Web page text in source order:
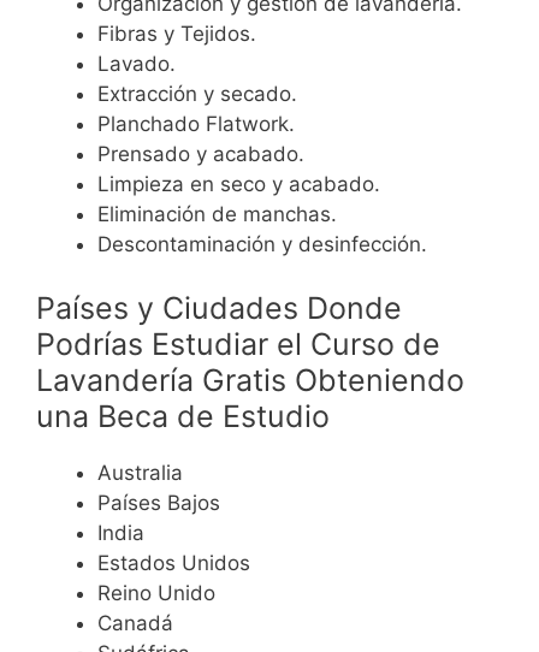
Fibras y Tejidos.
Lavado.
Extracción y secado.
Planchado Flatwork.
Prensado y acabado.
Limpieza en seco y acabado.
Eliminación de manchas.
Descontaminación y desinfección.
Países y Ciudades Donde
Podrías Estudiar el Curso de
Lavandería Gratis Obteniendo
una Beca de Estudio
Australia
Países Bajos
India
Estados Unidos
Reino Unido
Canadá